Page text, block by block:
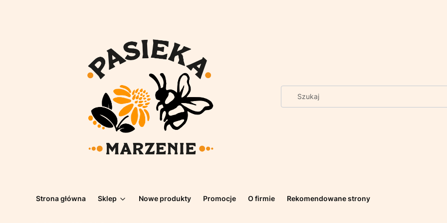
Strona główna Sklep Nowe produkty Promocje O firmie Rekomendowane strony